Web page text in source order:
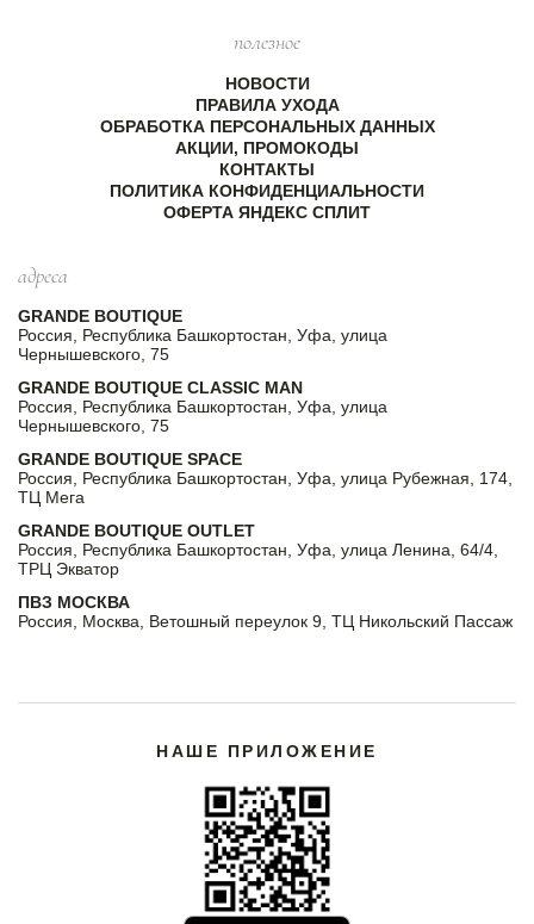
полезное
НОВОСТИ
ПРАВИЛА УХОДА
ОБРАБОТКА ПЕРСОНАЛЬНЫХ ДАННЫХ
АКЦИИ, ПРОМОКОДЫ
КОНТАКТЫ
ПОЛИТИКА КОНФИДЕНЦИАЛЬНОСТИ
ОФЕРТА ЯНДЕКС СПЛИТ
адреса
GRANDE BOUTIQUE
Россия, Республика Башкортостан, Уфа, улица
Чернышевского, 75
GRANDE BOUTIQUE CLASSIC MAN
Россия, Республика Башкортостан, Уфа, улица
Чернышевского, 75
GRANDE BOUTIQUE SPACE
Россия, Республика Башкортостан, Уфа, улица Рубежная, 174,
ТЦ Мега
GRANDE BOUTIQUE OUTLET
Россия, Республика Башкортостан, Уфа, улица Ленина, 64/4,
ТРЦ Экватор
ПВЗ МОСКВА
Россия, Москва, Ветошный переулок 9, ТЦ Никольский Пассаж
НАШЕ ПРИЛОЖЕНИЕ